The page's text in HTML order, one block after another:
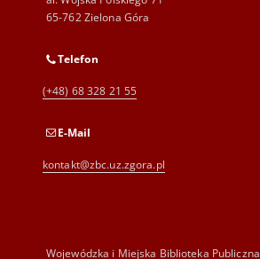
65-762 Zielona Góra
Telefon
(+48) 68 328 21 55
E-Mail
kontakt@zbc.uz.zgora.pl
Wojewódzka i Miejska Biblioteka Publiczna